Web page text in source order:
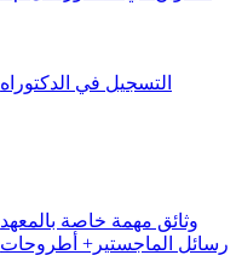
التسجيل في الدكتوراه
وثائق مهمة خاصة بالمعهد
رسائل الماجستير+ أطروحات